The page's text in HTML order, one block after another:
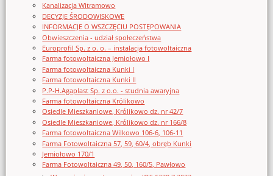
Kanalizacja Witramowo
DECYZJE ŚRODOWISKOWE
INFORMACJE O WSZCZĘCIU POSTĘPOWANIA
Obwieszczenia - udział społeczeństwa
Europrofil Sp. z o. o. – instalacja fotowoltaiczna
Farma fotowoltaiczna Jemiołowo I
Farma fotowoltaiczna Kunki I
Farma fotowoltaiczna Kunki II
P.P-H.Agaplast Sp. z o.o. - studnia awaryjna
Farma fotowoltaiczna Królikowo
Osiedle Mieszkaniowe, Królikowo dz. nr 42/7
Osiedle Mieszkaniowe, Królikowo dz. nr 166/8
Farma fotowoltaiczna Wilkowo 106-6, 106-11
Farma Fotowoltaiczna 57, 59, 60/4, obręb Kunki
Jemiołowo 170/1
Farma Fotowoltaiczna 49, 50, 160/5, Pawłowo